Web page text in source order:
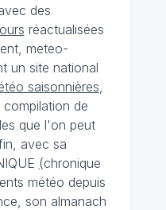
des
réactualisées
meteo-
un site national
saisonnières
de
que l'on peut
avec sa
(chronique
météo depuis
son almanach